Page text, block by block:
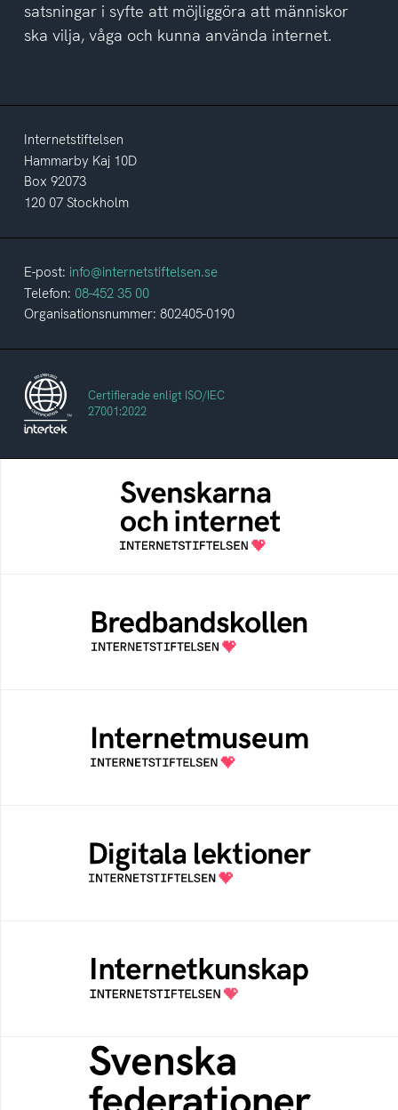
satsningar i syfte att möjliggöra att människor
ska vilja, våga och kunna använda internet.
Internetstiftelsen
Hammarby Kaj 10D
Box 92073
120 07 Stockholm
E-post: info@internetstiftelsen.se
Telefon: 08-452 35 00
Organisationsnummer: 802405-0190
Certifierade enligt ISO/IEC
27001:2022
Svenskarna och internet
En årlig studie av svenska folkets
internetvanor
Bredbandskollen är ett oberoende
konsumentverktyg som drivs av
Internetstiftelsen
Ett digitalt museum som byggts, och kureras
av Internetstiftelsen
Öppen digital lärresurs med färdiga lektioner
för alla stadier i grundskolan
Samlad kunskap som hjälper dig att bli en
säker och medveten internetanvändare
Svenska federationer
Grunden för medlemskap i en sektors- eller
kontextspecifik federation